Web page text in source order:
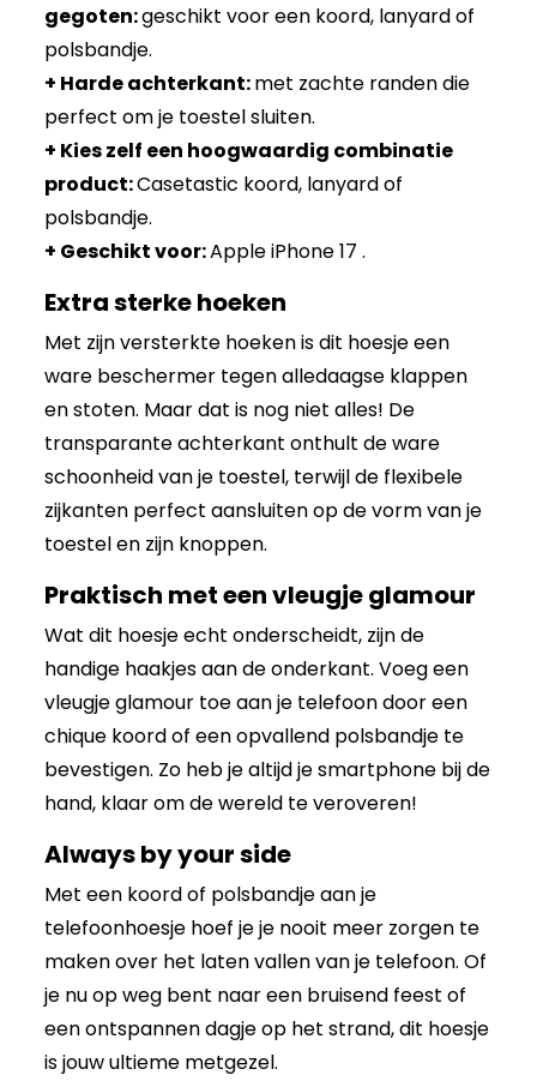
gegoten:geschikt voor een koord, lanyard of
polsbandje.
+ Harde achterkant:met zachte randen die
perfect om je toestel sluiten.
+ Kies zelf een hoogwaardig combinatie
product:Casetastic koord, lanyard of
polsbandje.
+ Geschikt voor:Apple iPhone 17 .
Extra sterke hoeken
Met zijn versterkte hoeken is dit hoesje een
ware beschermer tegen alledaagse klappen
en stoten. Maar dat is nog niet alles! De
transparante achterkant onthult de ware
schoonheid van je toestel, terwijl de flexibele
zijkanten perfect aansluiten op de vorm van je
toestel en zijn knoppen.
Praktisch met een vleugje glamour
Wat dit hoesje echt onderscheidt, zijn de
handige haakjes aan de onderkant. Voeg een
vleugje glamour toe aan je telefoon door een
chique koord of een opvallend polsbandje te
bevestigen. Zo heb je altijd je smartphone bij de
hand, klaar om de wereld te veroveren!
Always by your side
Met een koord of polsbandje aan je
telefoonhoesje hoef je je nooit meer zorgen te
maken over het laten vallen van je telefoon. Of
je nu op weg bent naar een bruisend feest of
een ontspannen dagje op het strand, dit hoesje
is jouw ultieme metgezel.